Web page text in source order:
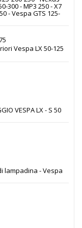
300 - MP3 250 - X7
- Vespa GTS 125-
Vespa LX 50-125
VESPA LX - S 50
lampadina - Vespa